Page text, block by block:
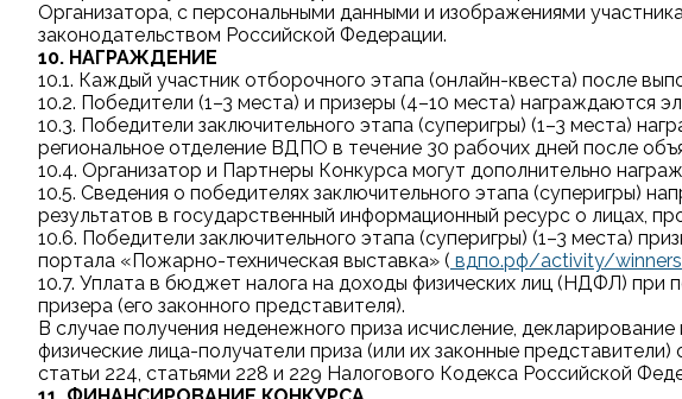
Организатора, с персональными данными и изображениями
законодательством Российской Федерации.
10. НАГРАЖДЕНИЕ
10.1. Каждый участник отборочного этапа (онлайн-квеста) после
10.2. Победители (1–3 места) и призеры (4–10 места) награждаются
10.3. Победители заключительного этапа (суперигры) (1–3 места)
региональное отделение ВДПО в течение 30 рабочих дней после
10.4. Организатор и Партнеры Конкурса могут дополнительно
10.5. Сведения о победителях заключительного этапа (суперигры)
результатов в государственный информационный ресурс о лицах,
10.6. Победители заключительного этапа (суперигры) (1–3 места)
портала «Пожарно-техническая выставка» ( вдпо.рф/activity/winners
10.7. Уплата в бюджет налога на доходы физических лиц (НДФЛ)
призера (его законного представителя).
В случае получения неденежного приза исчисление,
физические лица-получатели приза (или их законные
статьи 224, статьями 228 и 229 Налогового Кодекса Российской